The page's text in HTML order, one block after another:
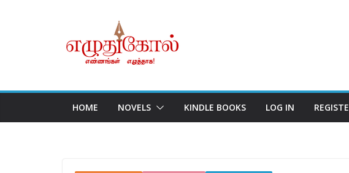
HOME NOVELS KINDLE BOOKS LOG IN